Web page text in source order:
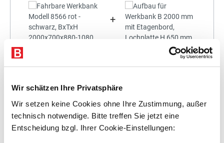
Wir schätzen Ihre Privatsphäre
Wir setzen keine Cookies ohne Ihre Zustimmung, außer
technisch notwendige. Bitte treffen Sie jetzt eine
Entscheidung bzgl. Ihrer Cookie-Einstellungen:
+
Statt:1.982,36 €(3%gespart)
Details In den Warenkorb